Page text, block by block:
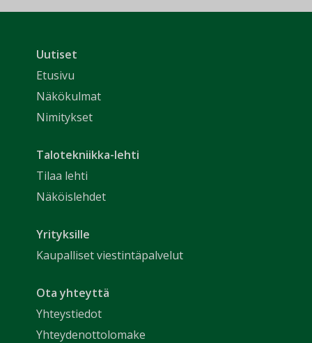
Uutiset
Etusivu
Näkökulmat
Nimitykset
Talotekniikka-lehti
Tilaa lehti
Näköislehdet
Yrityksille
Kaupalliset viestintäpalvelut
Ota yhteyttä
Yhteystiedot
Yhteydenottolomake